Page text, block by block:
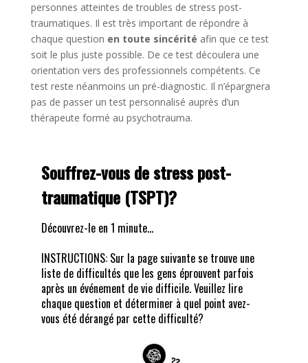
personnes atteintes de troubles de stress post-
traumatiques. Il est très important de répondre à
chaque question en toute sincérité afin que ce test
soit le plus juste possible. De ce test découlera une
orientation vers des professionnels compétents. Ce
test reste néanmoins un pré-diagnostic. Il n’épargnera
pas de passer un test personnalisé auprès d’un
thérapeute formé au psychotrauma.